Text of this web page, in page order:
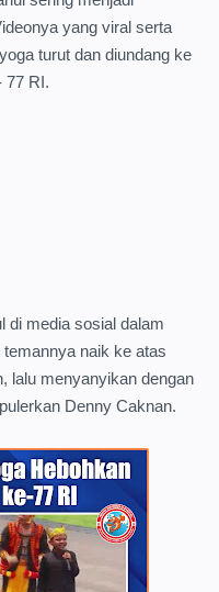
yang viral serta
turut dan diundang ke
77 RI.
di media sosial dalam
naik ke atas
lalu menyanyikan dengan
Denny Caknan.